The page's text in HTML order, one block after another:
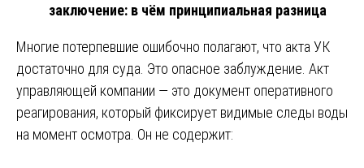
заключение: в чём принципиальная разница
Многие потерпевшие ошибочно полагают, что акта УК
достаточно для суда. Это опасное заблуждение. Акт
управляющей компании — это документ оперативного
реагирования, который фиксирует видимые следы воды
на момент осмотра. Он не содержит: